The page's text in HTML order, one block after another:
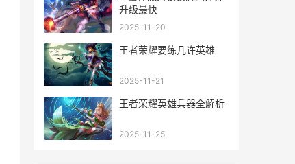
升级最快
2025-11-20
王者荣耀要练几许英雄
2025-11-21
王者荣耀英雄兵器全解析
2025-11-25